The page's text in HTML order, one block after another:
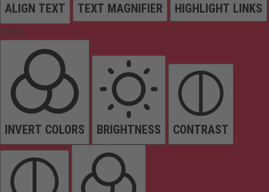
ALIGN TEXT TEXT MAGNIFIER HIGHLIGHT LINKS
Colors
INVERT COLORS BRIGHTNESS CONTRAST